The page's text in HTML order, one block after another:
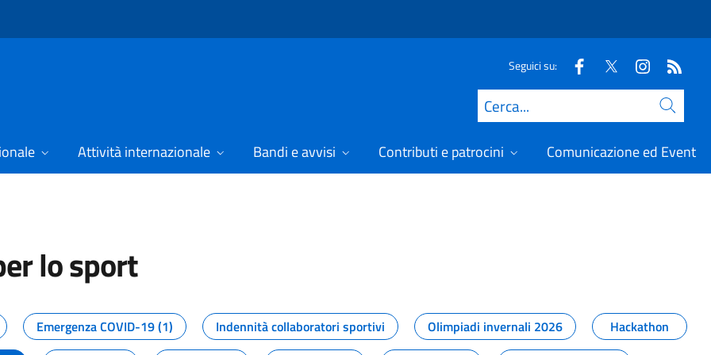
Seguici su:
Cerca
Attività internazionale Bandi e avvisi Contributi e patrocini Comunicazione ed Eventi
lo sport
dal Dipartimento per lo sport
Emergenza COVID-19 (1) Indennità collaboratori sportivi Olimpiadi invernali 2026
Hackathon